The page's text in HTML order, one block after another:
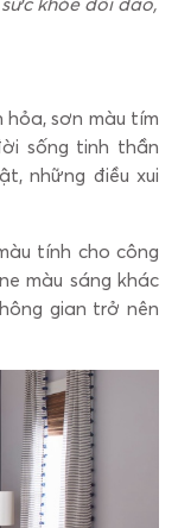
sơn màu tím
sống tinh thần
những điều xui
tính cho công
màu sáng khác
gian trở nên